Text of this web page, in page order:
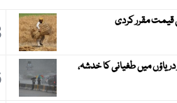
مقرر کردی
اور دریاؤں میں طغیانی کا خدشہ،